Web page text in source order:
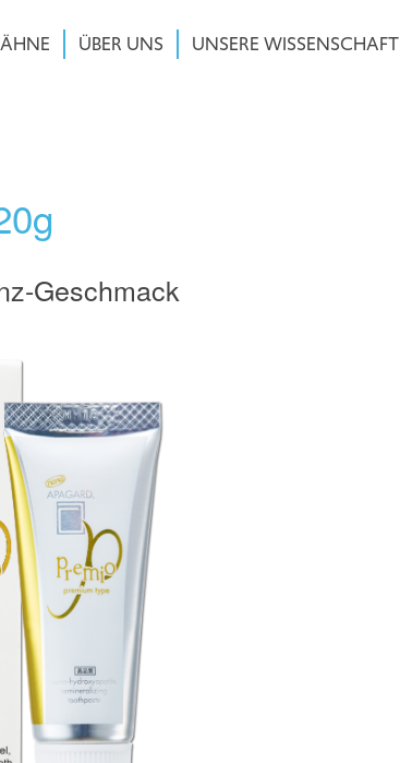
ÜBER UNS UNSERE WISSENSCHAFT
Geschmack